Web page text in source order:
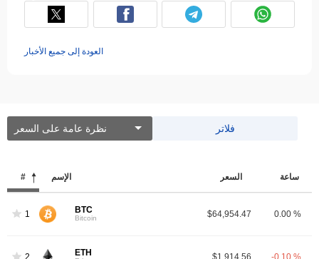
العودة إلى جميع الأخبار
نظرة عامة على السعر فلاتر
# الإسم السعر ساعة
1 BTC
Bitcoin $64,954.47 0.00 %
2 ETH $1,914.56 -0.10 %